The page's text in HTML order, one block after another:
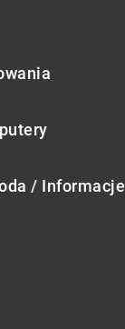
/ Informacje